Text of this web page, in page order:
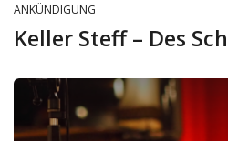
ANKÜNDIGUNG
Keller Steff – Des